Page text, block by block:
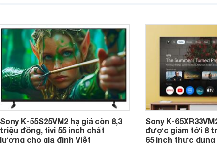
dùng cho phòng bao nhiêu m2?
Sony K-55S25VM2 hạ giá còn 8,3
triệu đồng, tivi 55 inch chất
lượng cho gia đình Việt
Sony K-
được giảm tới 8
65 inch thực